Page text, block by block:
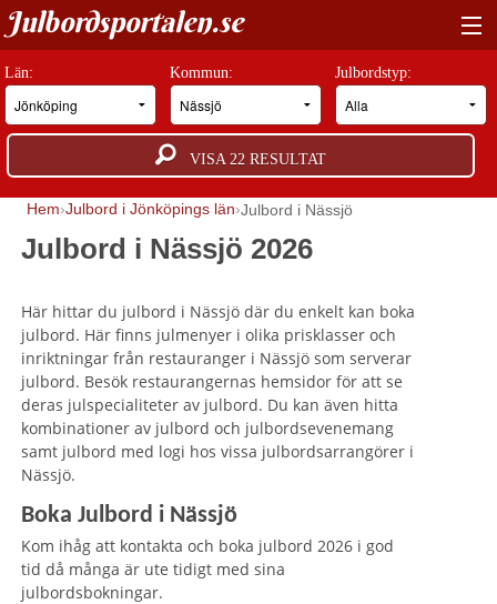
Julbordsportalen.se
HITTA RÄTT JULBORD
BOKNINGSFÖRFRÅGAN
GUIDER
ANNONSERA
Län: Kommun: Julbordstyp:
VISA22 RESULTAT
Hem Julbord i Jönköpings län Julbord i Nässjö
Julbord i Nässjö 2026
Här hittar du julbord i Nässjö där du enkelt kan boka
julbord. Här finns julmenyer i olika prisklasser och
inriktningar från restauranger i Nässjö som serverar
julbord. Besök restaurangernas hemsidor för att se
deras julspecialiteter av julbord. Du kan även hitta
kombinationer av julbord och julbordsevenemang
samt julbord med logi hos vissa julbordsarrangörer i
Nässjö.
Boka Julbord i Nässjö
Kom ihåg att kontakta och boka julbord 2026 i god
tid då många är ute tidigt med sina
julbordsbokningar.